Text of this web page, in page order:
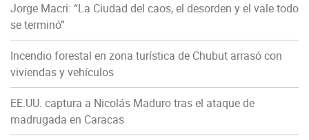
Jorge Macri: “La Ciudad del caos, el desorden y el vale todo
se terminó”
Incendio forestal en zona turística de Chubut arrasó con
viviendas y vehículos
EE.UU. captura a Nicolás Maduro tras el ataque de
madrugada en Caracas